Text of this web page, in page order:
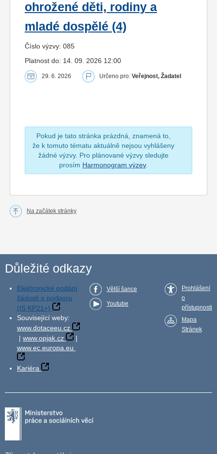
ohrožené děti, rodiny a
mladé dospělé (4)
Číslo výzvy: 085
Platnost do: 14. 09. 2026 12:00
29. 6. 2026 Určeno pro: Veřejnost, Žadatel
Pokud je tato stránka prázdná, znamená to,
že k tomuto tématu aktuálně nejsou vyhlášeny
žádné výzvy. Pro plánované výzvy sledujte
prosím Harmonogram výzev.
Na začátek stránky
Důležité odkazy
Elektronické podání
žádosti o podporu
(IS KP21+)
Související weby:
www.dotaceeu.cz
| www.opjak.cz
|
www.ec.europa.eu
Kariéra
Větší šance
Youtube
Prohlášení
o
přístupnosti
Mapa
Stránek